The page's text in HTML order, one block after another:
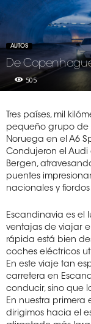
AUTOS
De
505
Tres países, mil
pequeño grupo de
Noruega en el A6
Condujeron el
Bergen,
puentes
nacionales y
Escandinavia es el
ventajas de viajar
rápida está bien
coches eléctricos
En este viaje tan
carretera en
conducir, sino que
En nuestra primera
dirigimos hacia el